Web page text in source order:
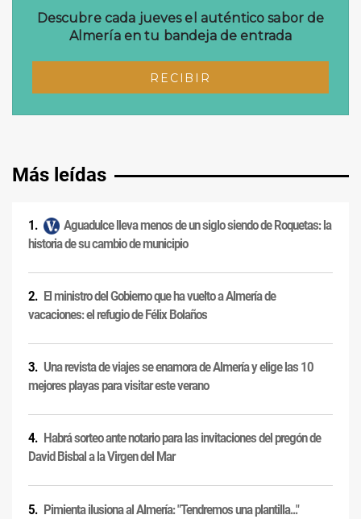
Más leídas
Aguadulce lleva menos de un siglo siendo de Roquetas: la
historia de su cambio de municipio
El ministro del Gobierno que ha vuelto a Almería de
vacaciones: el refugio de Félix Bolaños
Una revista de viajes se enamora de Almería y elige las 10
mejores playas para visitar este verano
Habrá sorteo ante notario para las invitaciones del pregón de
David Bisbal a la Virgen del Mar
Pimienta ilusiona al Almería: "Tendremos una plantilla..."